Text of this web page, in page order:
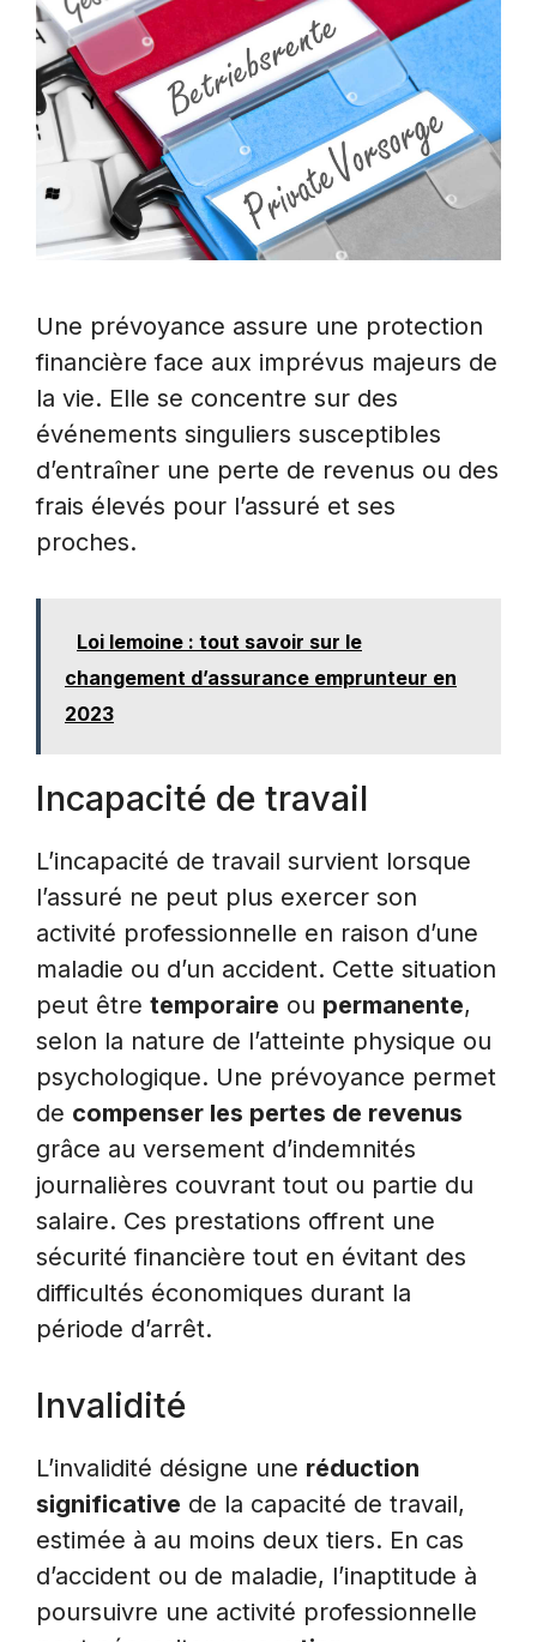
Une prévoyance assure une protection
financière face aux imprévus majeurs de
la vie. Elle se concentre sur des
événements singuliers susceptibles
d’entraîner une perte de revenus ou des
frais élevés pour l’assuré et ses
proches.
Loi lemoine : tout savoir sur le
changement d’assurance emprunteur en
2023
Incapacité de travail
L’incapacité de travail survient lorsque
l’assuré ne peut plus exercer son
activité professionnelle en raison d’une
maladie ou d’un accident. Cette situation
peut être temporaire ou permanente,
selon la nature de l’atteinte physique ou
psychologique. Une prévoyance permet
de compenser les pertes de revenus
grâce au versement d’indemnités
journalières couvrant tout ou partie du
salaire. Ces prestations offrent une
sécurité financière tout en évitant des
difficultés économiques durant la
période d’arrêt.
Invalidité
L’invalidité désigne une réduction
significative de la capacité de travail,
estimée à au moins deux tiers. En cas
d’accident ou de maladie, l’inaptitude à
poursuivre une activité professionnelle